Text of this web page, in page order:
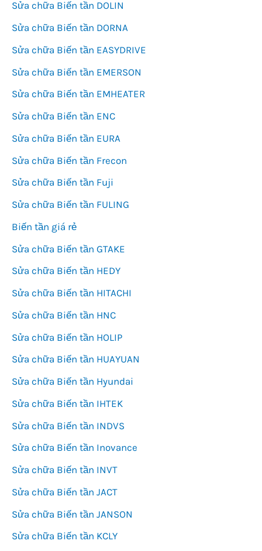
Sửa chữa Biến tần DOLIN
Sửa chữa Biến tần DORNA
Sửa chữa Biến tần EASYDRIVE
Sửa chữa Biến tần EMERSON
Sửa chữa Biến tần EMHEATER
Sửa chữa Biến tần ENC
Sửa chữa Biến tần EURA
Sửa chữa Biến tần Frecon
Sửa chữa Biến tần Fuji
Sửa chữa Biến tần FULING
Biến tần giá rẻ
Sửa chữa Biến tần GTAKE
Sửa chữa Biến tần HEDY
Sửa chữa Biến tần HITACHI
Sửa chữa Biến tần HNC
Sửa chữa Biến tần HOLIP
Sửa chữa Biến tần HUAYUAN
Sửa chữa Biến tần Hyundai
Sửa chữa Biến tần IHTEK
Sửa chữa Biến tần INDVS
Sửa chữa Biến tần Inovance
Sửa chữa Biến tần INVT
Sửa chữa Biến tần JACT
Sửa chữa Biến tần JANSON
Sửa chữa Biến tần KCLY